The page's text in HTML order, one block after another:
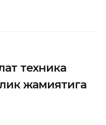
техника
жамиятига